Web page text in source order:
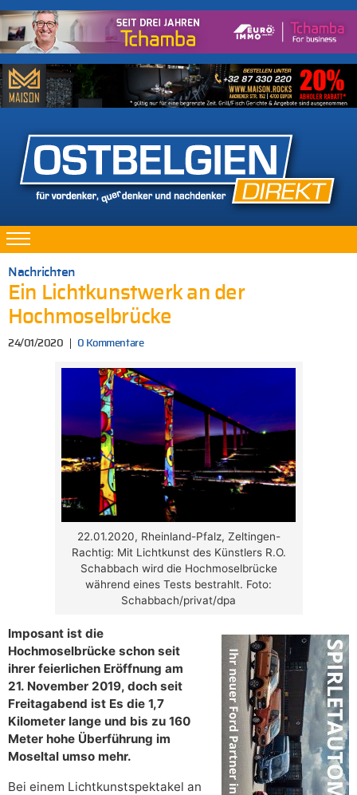
Nachrichten
Ein Lichtkunstwerk an der
Hochmoselbrücke
24/01/2020 0 Kommentare
22.01.2020, Rheinland-Pfalz, Zeltingen-
Rachtig: Mit Lichtkunst des Künstlers R.O.
Schabbach wird die Hochmoselbrücke
während eines Tests bestrahlt. Foto:
Schabbach/privat/dpa
Imposant ist die
Hochmoselbrücke schon seit
ihrer feierlichen Eröffnung am
21. November 2019, doch seit
Freitagabend ist Es die 1,7
Kilometer lange und bis zu 160
Meter hohe Überführung im
Moseltal umso mehr.
Bei einem Lichtkunstspektakel an